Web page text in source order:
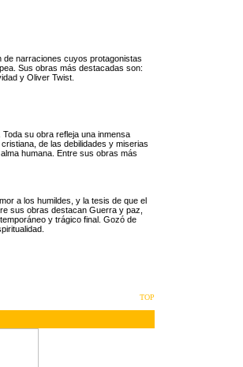
de narraciones cuyos protagonistas
Sus obras más destacadas son:
y Oliver Twist.
su obra refleja una inmensa
de las debilidades y miserias
humana. Entre sus obras más
a los humildes, y la tesis de que el
sus obras destacan Guerra y paz,
y trágico final. Gozó de
TOP